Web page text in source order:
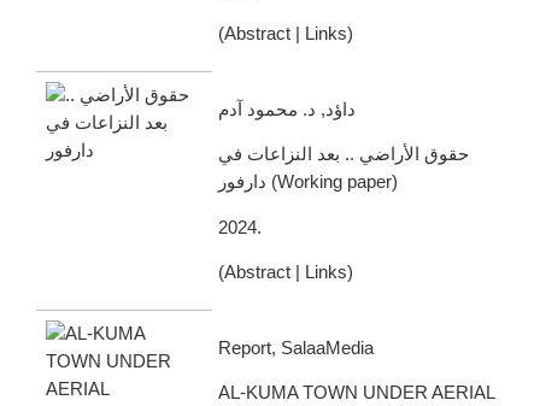
(Abstract Links)
داؤد, د. محمود آدم
حقوق الأراضي .. بعد النزاعات في
دارفور (Working paper)
2024.
(Abstract Links)
Report, SalaaMedia
AL-KUMA TOWN UNDER AERIAL